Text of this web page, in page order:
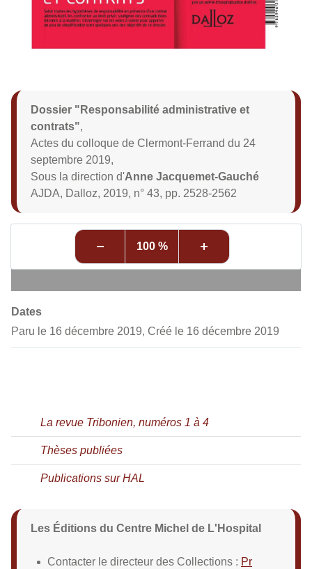
Dossier "Responsabilité administrative et
contrats",
Actes du colloque de Clermont-Ferrand du 24
septembre 2019,
Sous la direction d'Anne Jacquemet-Gauché
AJDA, Dalloz, 2019, n° 43, pp. 2528-2562
100 %
Dates
Paru le 16 décembre 2019, Créé le 16 décembre 2019
La revue Tribonien, numéros 1 à 4
Thèses publiées
Publications sur HAL
Les Éditions du Centre Michel de L'Hospital
Contacter le directeur des Collections : Pr